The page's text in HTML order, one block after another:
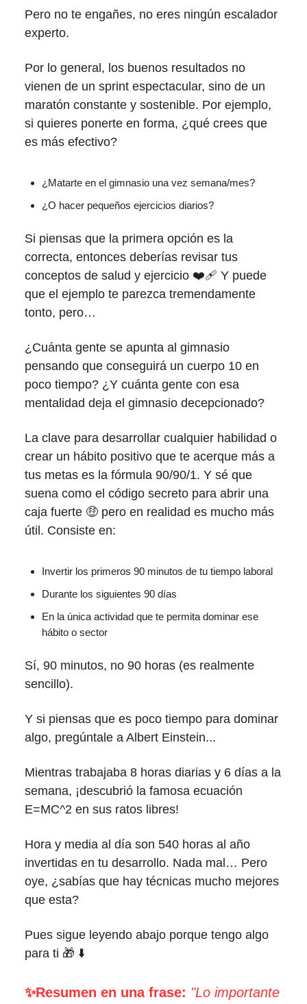
Pero no te engañes, no eres ningún escalador
experto.
Por lo general, los buenos resultados no
vienen de un sprint espectacular, sino de un
maratón constante y sostenible. Por ejemplo,
si quieres ponerte en forma, ¿qué crees que
es más efectivo?
¿Matarte en el gimnasio una vez semana/mes?
¿O hacer pequeños ejercicios diarios?
Si piensas que la primera opción es la
correcta, entonces deberías revisar tus
conceptos de salud y ejercicio ❤️‍🩹 Y puede
que el ejemplo te parezca tremendamente
tonto, pero…
¿Cuánta gente se apunta al gimnasio
pensando que conseguirá un cuerpo 10 en
poco tiempo? ¿Y cuánta gente con esa
mentalidad deja el gimnasio decepcionado?
La clave para desarrollar cualquier habilidad o
crear un hábito positivo que te acerque más a
tus metas es la fórmula 90/90/1. Y sé que
suena como el código secreto para abrir una
caja fuerte 🤑 pero en realidad es mucho más
útil. Consiste en:
Invertir los primeros 90 minutos de tu tiempo laboral
Durante los siguientes 90 días
En la única actividad que te permita dominar ese
hábito o sector
Sí, 90 minutos, no 90 horas (es realmente
sencillo).
Y si piensas que es poco tiempo para dominar
algo, pregúntale a Albert Einstein...
Mientras trabajaba 8 horas diarias y 6 días a la
semana, ¡descubrió la famosa ecuación
E=MC^2 en sus ratos libres!
Hora y media al día son 540 horas al año
invertidas en tu desarrollo. Nada mal… Pero
oye, ¿sabías que hay técnicas mucho mejores
que esta?
Pues sigue leyendo abajo porque tengo algo
para ti 🎁 ⬇️
✨Resumen en una frase: "Lo importante